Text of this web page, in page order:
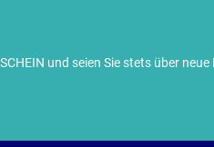
und seien Sie stets über